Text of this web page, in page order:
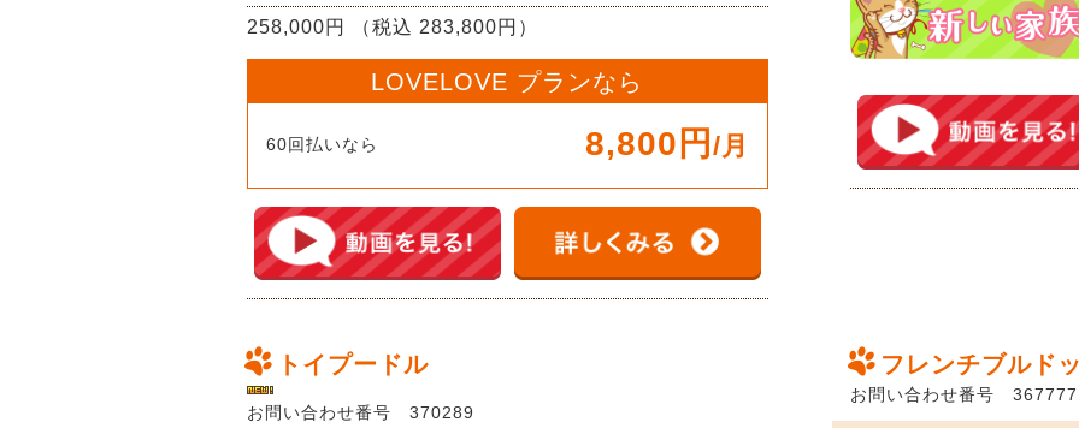
258,000円 （税込 283,800円）
LOVELOVE プランなら
60回払いなら 8,800円 /月
トイプードル
お問い合わせ番号 370289
フレンチブルド
お問い合わせ番号 367777